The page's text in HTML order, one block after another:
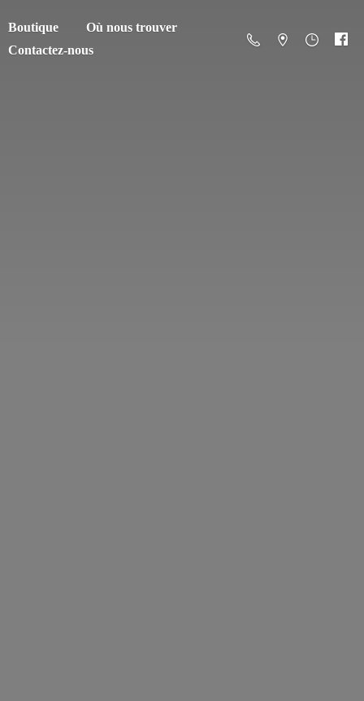
Boutique
Où nous trouver
Contactez-nous